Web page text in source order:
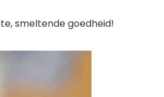
smeltende goedheid!